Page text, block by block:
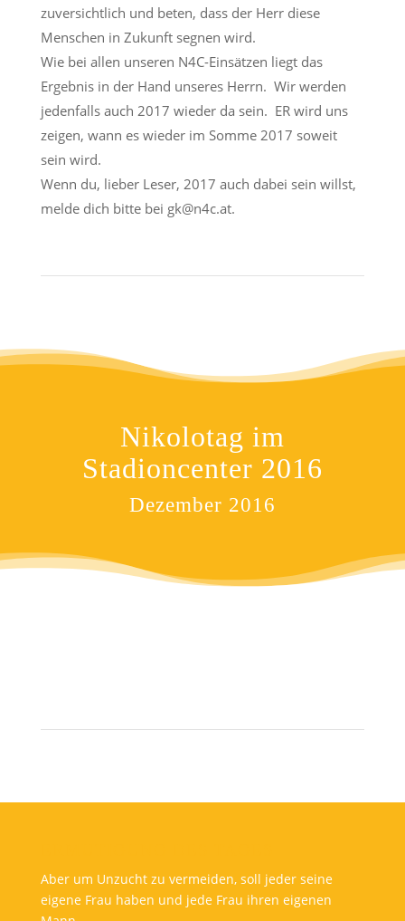
zuversichtlich und beten, dass der Herr diese
Menschen in Zukunft segnen wird.
Wie bei allen unseren N4C-Einsätzen liegt das
Ergebnis in der Hand unseres Herrn. Wir werden
jedenfalls auch 2017 wieder da sein. ER wird uns
zeigen, wann es wieder im Somme 2017 soweit
sein wird.
Wenn du, lieber Leser, 2017 auch dabei sein willst,
melde dich bitte bei gk@n4c.at.
Nikolotag im
Stadioncenter 2016
Dezember 2016
Aber um Unzucht zu vermeiden, soll jeder seine
eigene Frau haben und jede Frau ihren eigenen